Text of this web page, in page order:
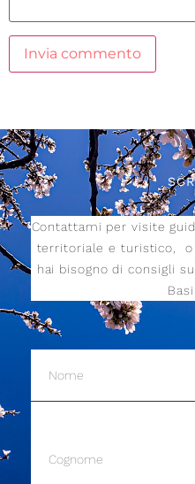
Contattami per visite
territoriale e turistico,
hai bisogno di consigli